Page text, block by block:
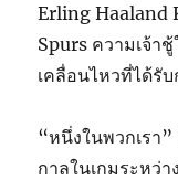
Erling Haaland
Spurs ความเจ้า
เคลื่อนไหวที่ได้รั
“หนึ่งในพวกเรา
กาลในเกมระหว่